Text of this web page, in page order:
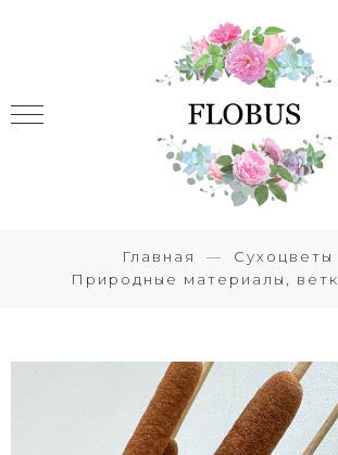
Главная
Сухоцветы
Природные материалы,